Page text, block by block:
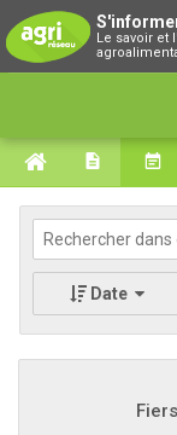
Le savoir et
Le savoir et
Date